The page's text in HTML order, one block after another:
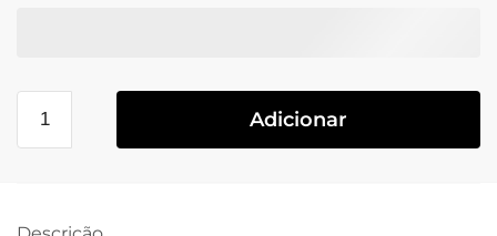
Adicionar